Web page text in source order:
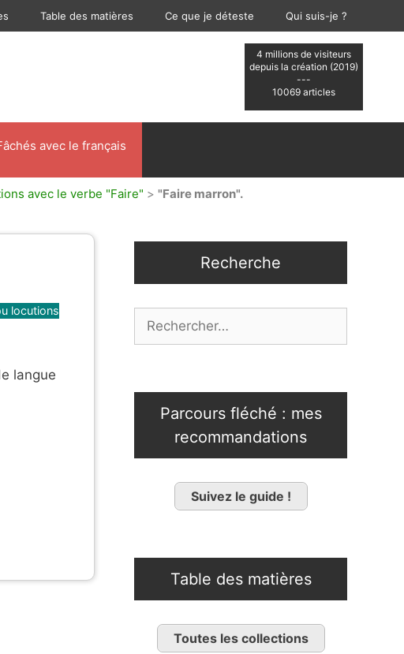
Table des matières Ce que je déteste Qui suis-je ?
4 millions de visiteurs
depuis la création (2019)
---
10069 articles
avec le français
avec le verbe "Faire" > "Faire marron".
locutions
langue
Recherche
Parcours fléché : mes
recommandations
Suivez le guide !
Table des matières
Toutes les collections